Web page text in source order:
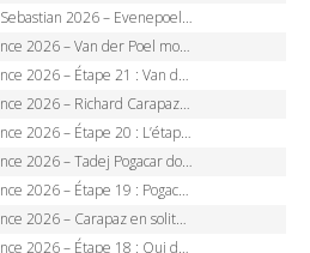
– Evenepoel recordman, 4e victoire, Carapaz battu au sprint
Poel monumental à Paris, Pogacar égale le record des cinq sacres
der Poel, Pogacar, qui succédera à Wout van Aert sur les Champs-Elysées ?
Carapaz roi des Alpes, doublé et maillot à pois, Seixas perd le podium
L’étape reine, Galibier, Sarenne, Alpe d’Huez, qui succédera à Pogacar ?
dompte l’Alpe d’Huez, 5e victoire, record de Pantani pulvérisé
19 : Pogacar peut-il enfin dompter l’Alpe d’Huez ?
solitaire à Orcières-Merlette, Paret-Peintre à un point du maillot à pois
Qui domptera Orcières-Merlette, première marche vers l’Alpe d’Huez ?